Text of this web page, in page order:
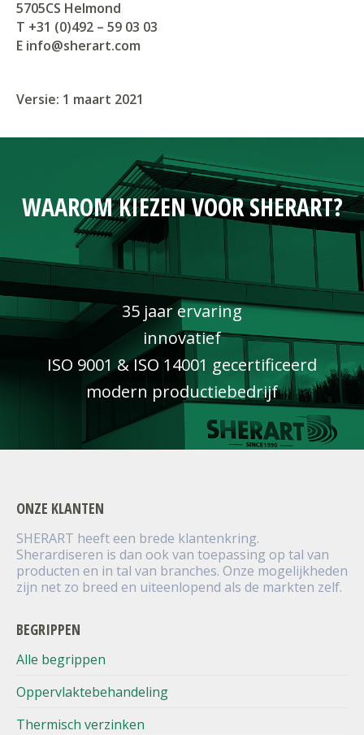
5705CS Helmond
T +31 (0)492 – 59 03 03
E info@sherart.com
Versie: 1 maart 2021
WAAROM KIEZEN VOOR SHERART?
35 jaar ervaring
innovatief
ISO 9001 & ISO 14001 gecertificeerd
modern productiebedrijf
ONZE KLANTEN
SHERART heeft een brede klantenkring.
Sherardiseren is dan ook van toepassing op tal van
producten en in tal van branches. Onze mogelijkheden
zijn net zo breed en uiteenlopend als de markten zelf.
BEGRIPPEN
Alle begrippen
Oppervlaktebehandeling
Thermisch verzinken